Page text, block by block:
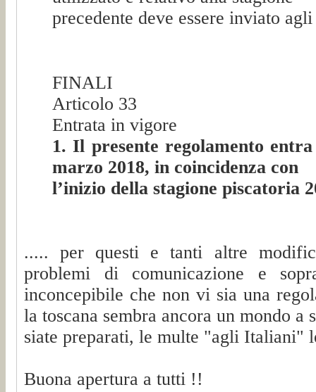
precedente deve essere inviato
FINALI
Articolo 33
Entrata in vigore
1. Il presente regolamento
marzo 2018, in coincidenza con
l’inizio della stagione piscatoria
..... per questi e tanti altre
problemi di comunicazione e
inconcepibile che non vi sia una
la toscana sembra ancora un mondo a
siate preparati, le multe "agli Italiani"
Buona apertura a tutti !!